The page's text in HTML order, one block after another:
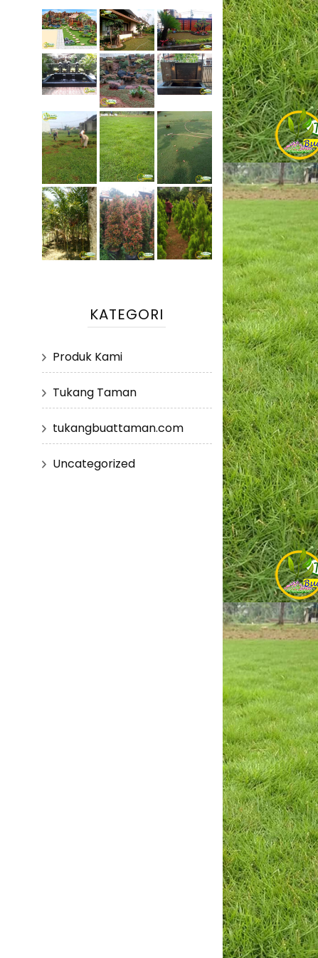
KATEGORI
Produk Kami
Tukang Taman
tukangbuattaman.com
Uncategorized